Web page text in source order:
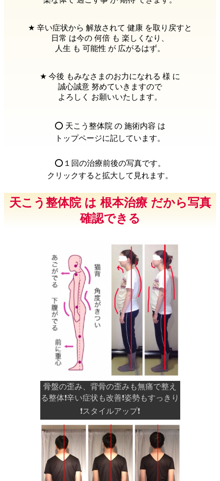
★ 辛い症状から 解放されて 健康 を取り戻すと
日常 は今の 何倍 も 楽しくなり、
人生 も 可能性 が 広がるはず。
★ 今後 もみなさまのお力になれる 様 に
誠心誠意 努めていきますので
よろしく お願いいたします。
⭕️ 天こう整体院 の 施術内容 は
トップページに記しています。
⭕️１回の治療前後の写真です。
クリックすると拡大して見れます。
天こう整体院 は 根本治療 だから写真
確認できる
骨盤の歪み、背骨の歪みも無痛で整え
る整体❗️辛い症状も改善❗️姿勢もすっきり
❗️スタイルアップ❗️